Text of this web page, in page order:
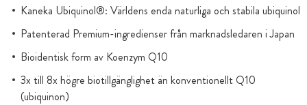
Kaneka Ubiquinol®: Världens enda naturliga och stabila ubiquinol
Patenterad Premium-ingredienser från marknadsledaren i Japan
Bioidentisk form av Koenzym Q10
3x till 8x högre biotillgänglighet än konventionellt Q10
(ubiquinon)